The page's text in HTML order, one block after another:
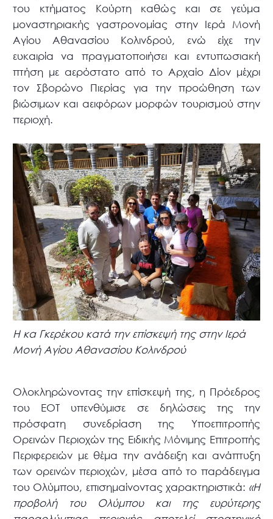
του κτήματος Κούρτη καθώς και σε γεύμα
μοναστηριακής γαστρονομίας στην Ιερά Μονή
Αγίου Αθανασίου Κολινδρού, ενώ είχε την
ευκαιρία να πραγματοποιήσει και εντυπωσιακή
πτήση με αερόστατο από το Αρχαίο Δίον μέχρι
τον Σβορώνο Πιερίας για την προώθηση των
βιώσιμων και αειφόρων μορφών τουρισμού στην
περιοχή.
Η κα Γκερέκου κατά την επίσκεψή της στην Ιερά
Μονή Αγίου Αθανασίου Κολινδρού
Ολοκληρώνοντας την επίσκεψή της, η Πρόεδρος
του ΕΟΤ υπενθύμισε σε δηλώσεις της την
πρόσφατη συνεδρίαση της Υποεπιτροπής
Ορεινών Περιοχών της Ειδικής Μόνιμης Επιτροπής
Περιφερειών με θέμα την ανάδειξη και ανάπτυξη
των ορεινών περιοχών, μέσα από το παράδειγμα
του Ολύμπου, επισημαίνοντας χαρακτηριστικά: «Η
προβολή του Ολύμπου και της ευρύτερης